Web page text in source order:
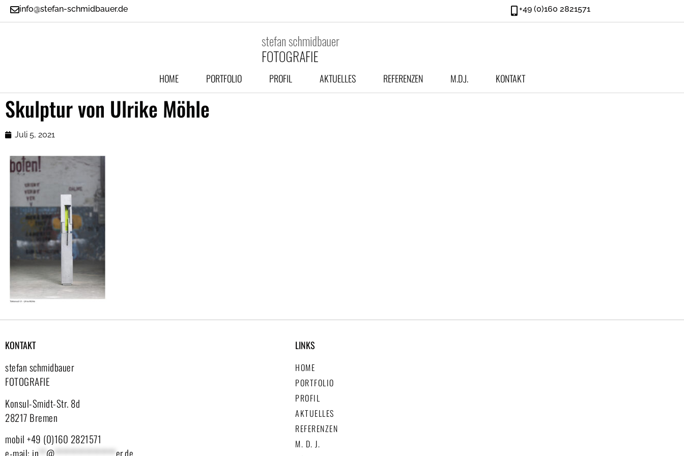
info@stefan-schmidbauer.de +49 (0)160 2821571
HOME PORTFOLIO PROFIL AKTUELLES REFERENZEN M.d.J. KONTAKT
Skulptur von Ulrike Möhle
Juli 5, 2021
KONTAKT
stefan schmidbauer
FOTOGRAFIE
Konsul-Smidt-Str. 8d
28217 Bremen
mobil +49 (0)160 2821571
e-mail: in ** @ ****************er.de
LINKS
HOME
PORTFOLIO
PROFIL
AKTUELLES
REFERENZEN
M. D. J.